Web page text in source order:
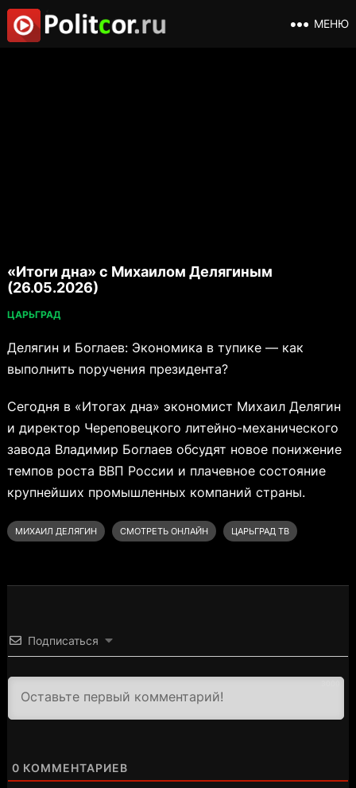
МЕНЮ
«Итоги дна» с Михаилом Делягиным
(26.05.2026)
ЦАРЬГРАД
Делягин и Боглаев: Экономика в тупике — как
выполнить поручения президента?
Сегодня в «Итогах дна» экономист Михаил Делягин
и директор Череповецкого литейно-механического
завода Владимир Боглаев обсудят новое понижение
темпов роста ВВП России и плачевное состояние
крупнейших промышленных компаний страны.
МИХАИЛ ДЕЛЯГИН СМОТРЕТЬ ОНЛАЙН ЦАРЬГРАД ТВ
Подписаться
0 КОММЕНТАРИЕВ